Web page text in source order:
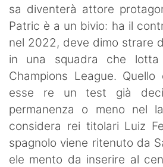
sa diventerà attore
Patric è a un bivio: ha il
nel 2022, deve dimo strare
in una squadra che
Champions League.
esse re un test già
permanenza o meno nel
considera rei titolari Luiz
spagnolo viene ritenuto da
ele mento da inserire al